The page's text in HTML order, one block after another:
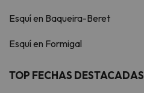
Esquí en Baqueira-Beret
Esquí en Formigal
TOP FECHAS DESTACADAS